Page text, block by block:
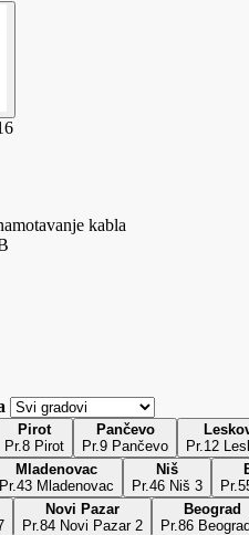
kabla
Pirot
Pr.8 Pirot
Pančevo
Pr.9 Pančevo
Pr.12
Mladenovac
Pr.43 Mladenovac
Niš
Pr.46 Niš 3
Novi Pazar
Pr.84 Novi Pazar 2
Beograd
Pr.86